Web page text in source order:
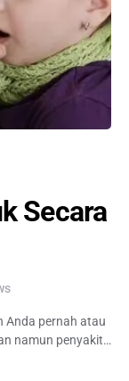
Secara
Anda pernah atau
namun penyakit…